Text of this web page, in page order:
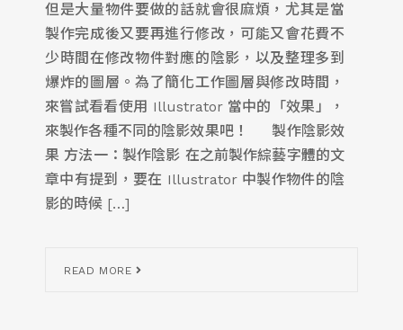
但是大量物件要做的話就會很麻煩，尤其是當
製作完成後又要再進行修改，可能又會花費不
少時間在修改物件對應的陰影，以及整理多到
爆炸的圖層。為了簡化工作圖層與修改時間，
來嘗試看看使用 Illustrator 當中的「效果」，
來製作各種不同的陰影效果吧！ 製作陰影效
果 方法一：製作陰影 在之前製作綜藝字體的文
章中有提到，要在 Illustrator 中製作物件的陰
影的時候 […]
READ MORE